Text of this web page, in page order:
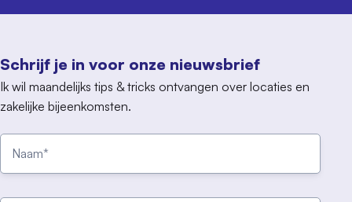
Schrijf je in voor onze nieuwsbrief
Ik wil maandelijks tips & tricks ontvangen over locaties en
zakelijke bijeenkomsten.